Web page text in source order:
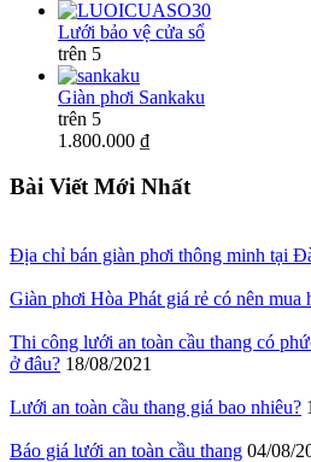
Lưới bảo vệ cửa sổ
trên 5
Giàn phơi Sankaku
trên 5
1.800.000 ₫
Bài Viết Mới Nhất
Địa chỉ bán giàn phơi thông minh tại
Giàn phơi Hòa Phát giá rẻ có nên mua
Thi công lưới an toàn cầu thang có
ở đâu? 18/08/2021
Lưới an toàn cầu thang giá bao nhiêu?
Báo giá lưới an toàn cầu thang 04/08/